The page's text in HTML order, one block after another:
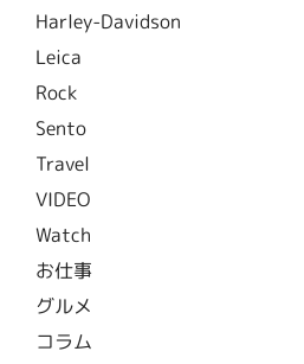
Harley-Davidson
Leica
Rock
Sento
Travel
VIDEO
Watch
お仕事
グルメ
コラム